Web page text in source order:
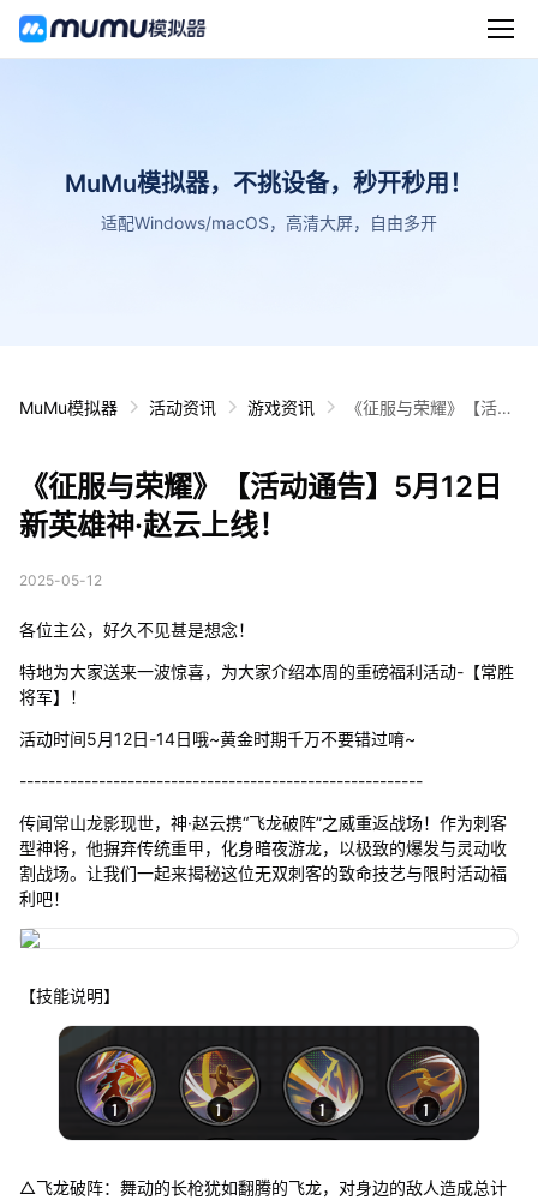
MuMu模拟器，不挑设备，秒开秒用！
适配Windows/macOS，高清大屏，自由多开
MuMu模拟器 活动资讯 游戏资讯
《征服与荣耀》【活动
《征服与荣耀》【活动通告】5月12日
新英雄神·赵云上线！
2025-05-12
各位主公，好久不见甚是想念！
特地为大家送来一波惊喜，为大家介绍本周的重磅福利活动-【常胜
将军】！
活动时间5月12日-14日哦~黄金时期千万不要错过唷~
--------------------------------------------------------
传闻常山龙影现世，神·赵云携“飞龙破阵”之威重返战场！作为刺客
型神将，他摒弃传统重甲，化身暗夜游龙，以极致的爆发与灵动收
割战场。让我们一起来揭秘这位无双刺客的致命技艺与限时活动福
利吧！
【技能说明】
△飞龙破阵：舞动的长枪犹如翻腾的飞龙，对身边的敌人造成总计